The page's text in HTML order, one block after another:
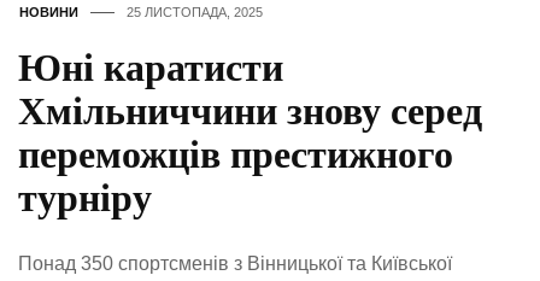
НОВИНИ 25 ЛИСТОПАДА, 2025
Юні каратисти
Хмільниччини знову серед
переможців престижного
турніру
Понад 350 спортсменів з Вінницької та Київської